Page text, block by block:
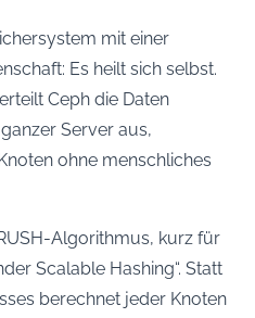
mit einer
Es heilt sich selbst.
Ceph die Daten
Server aus,
ohne menschliches
Algorithmus, kurz für
Scalable Hashing“. Statt
berechnet jeder Knoten